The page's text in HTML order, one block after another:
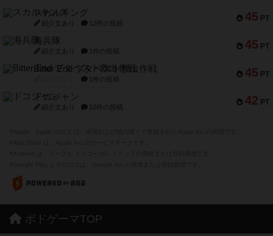
45 PT
スカルキング
紹介文あり 12件の投稿
45 PT
海兵隊
紹介文あり 1件の投稿
45 PT
Bitter End ブタペスト救出作戦
1件の投稿
42 PT
ドコジャン
紹介文あり 10件の投稿
ボドゲーマTOP